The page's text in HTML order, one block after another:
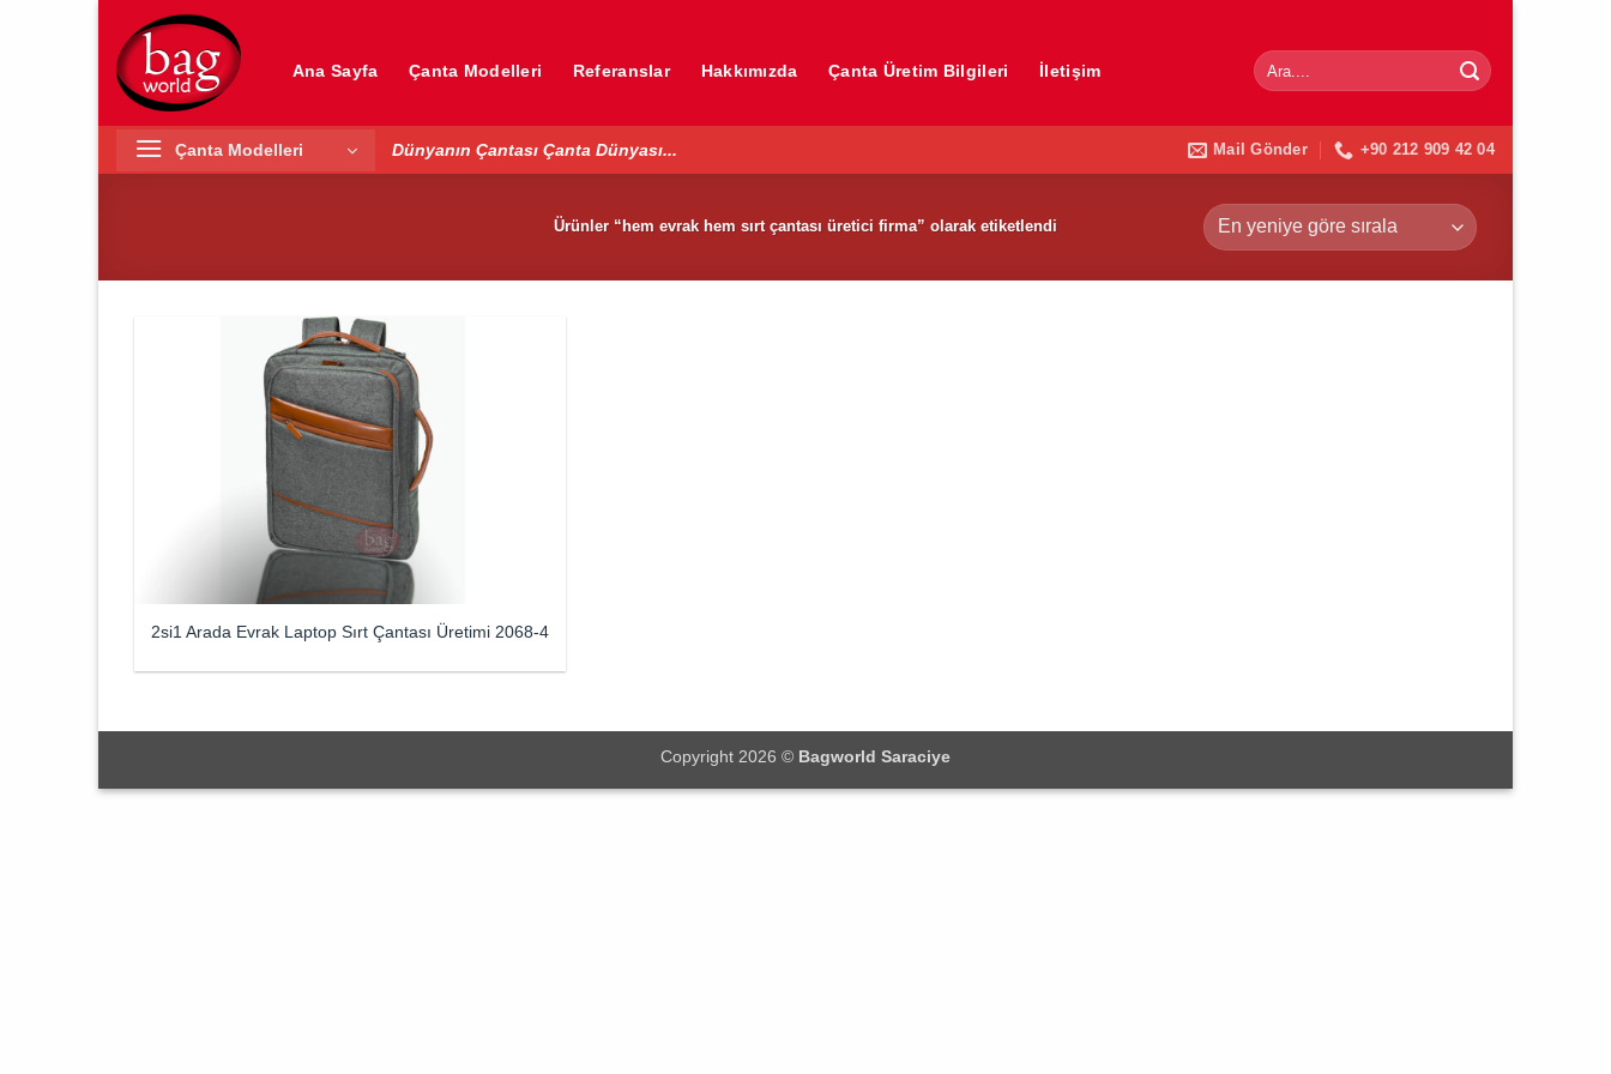
atla
Ana Sayfa Çanta Modelleri Referanslar Hakkımızda Çanta Üretim Bilgileri İletişim
Ara:
Çanta Modelleri Dünyanın Çantası Çanta Dünyası... Mail Gönder +90 212 909 42 04
Ürünler “hem evrak hem sırt çantası üretici firma” olarak etiketlendi
2si1 Arada Evrak Laptop Sırt Çantası Üretimi 2068-4
Copyright 2026 © Bagworld Saraciye